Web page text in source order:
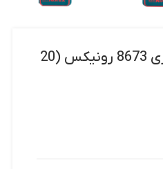
بکس براشلس شارژی 8673 رونیکس (20